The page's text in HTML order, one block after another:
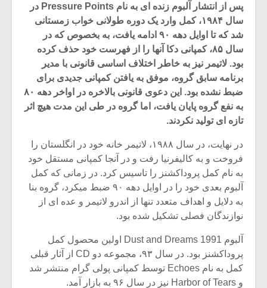
پس از انتشار آلبوم زنده ای به نام Pressure Points در
سال ۱۹۸۴، کمل وارد یک دوره طولانی خواب زمستانی
شد که تا اوایل دهه ۹۰ ادامه یافت، به بخصوص که در
سال ۸۵، کمپانی دکا آنها را از فهرست خود حذف کرده
بود. لاتیمر نیز به خاطر اختلاف اساسی قانونی با مدیر
برنامه سابق گروه، موفق به یافتن کمپانی جدیدی برای
ضبط نشده بود. این دعوی قانونی بالاخره در اواخر دهه ۸۰
به نفع گروه پایان یافت، اما گروه در طی این مدت هیچ اثر
تازه ای تولید نکردند.
در نهایت، در سال ۱۹۸۸، لاتیمر خانه خود در انگلستان را
فروخت و به کالیفرنیا رفت و در آنجا کمپانی مستقل خود
به نام کمل پروداکشنز را تاسیس کرد. در زمانی که کمل
آلبوم بعدی خود را در اوایل دهه ۹۰ ضبط میکرد، گروه بنا
به دلایل و اهداف متعدد تنها از اندرو لاتیمر و عده ای از
نوازندگان فصلی تشکیل شده بود.
آلبوم Dust and Dreams 1991 اولین محصول کمل
پروداکشنز بود. در سال ۹۳، مجموعه دو CD از آثار قبلی
کمل به نام Echoes توسط کمپانی پولی گرام منتشر شد
و Harbor of Tears نیز در سال ۹۶ به بازار آمد.